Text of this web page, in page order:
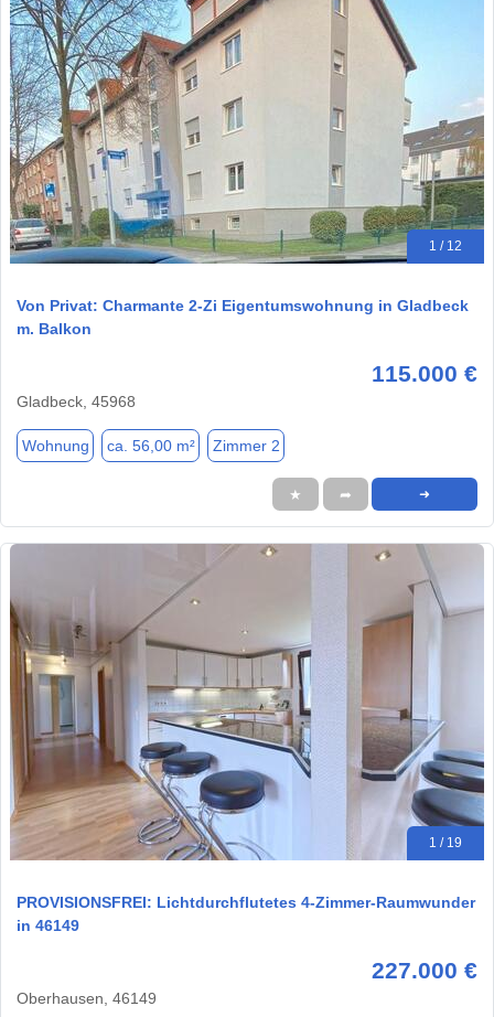
1 / 12
Von Privat: Charmante 2-Zi Eigentumswohnung in Gladbeck
m. Balkon
115.000 €
Gladbeck, 45968
Wohnung ca. 56,00 m² Zimmer 2
★ ➦ ➜
1 / 19
PROVISIONSFREI: Lichtdurchflutetes 4-Zimmer-Raumwunder
in 46149
227.000 €
Oberhausen, 46149